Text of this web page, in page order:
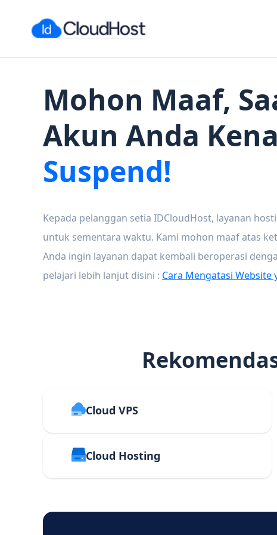
Mohon Maaf,
Akun Anda Kena
Suspend!
Kepada pelanggan setia IDCloudHost, layanan
untuk sementara waktu. Kami mohon maaf atas
Anda ingin layanan dapat kembali beroperasi
pelajari lebih lanjut disini : Cara Mengatasi Website
Cloud VPS
Cloud Hosting